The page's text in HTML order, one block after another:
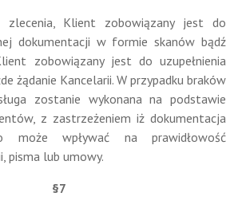
zlecenia, Klient zobowiązany jest do
dokumentacji w formie skanów bądź
zobowiązany jest do uzupełnienia
żądanie Kancelarii. W przypadku braków
zostanie wykonana na podstawie
z zastrzeżeniem iż dokumentacja
może wpływać na prawidłowość
pisma lub umowy.
§7